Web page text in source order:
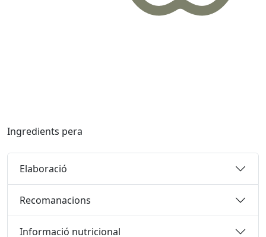
Ingredients pera
Elaboració
Recomanacions
Informació nutricional